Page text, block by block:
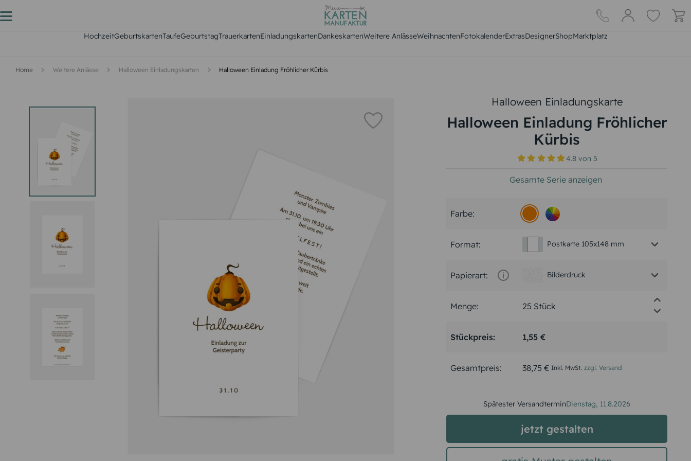
HochzeitGeburtskartenTaufeGeburtstagTrauerkartenEinladungskartenDankeskartenWeitere AnlässeWeihnachtenFotokalenderExtrasDesignerShopMarktplatz
Home Weitere Anlässe Halloween Einladungskarten Halloween Einladung Fröhlicher Kürbis
Halloween Einladungskarte
Halloween Einladung Fröhlicher
Kürbis
4.8von 5
Gesamte Serie anzeigen
Farbe:
Format: Postkarte 105x148 mm
Papierart: Bilderdruck
Menge:
Stückpreis: 1,55 €
Gesamtpreis: 38,75 € Inkl. MwSt. zzgl. Versand
Spätester VersandterminDienstag, 11.8.2026
jetzt gestalten